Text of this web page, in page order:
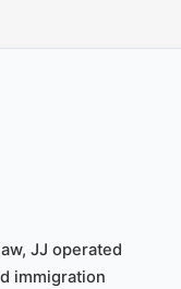
JJ operated
immigration